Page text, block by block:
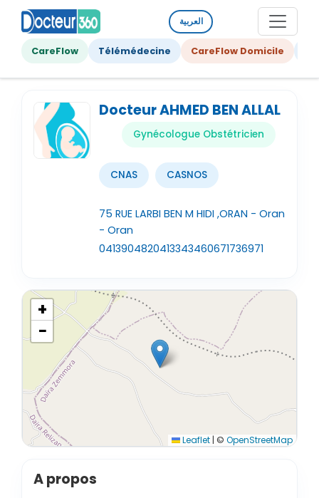
العربية
CareFlow Télémédecine CareFlow Domicile
Docteur AHMED BEN ALLAL
Gynécologue Obstétricien
CNAS CASNOS
75 RUE LARBI BEN M HIDI ,ORAN - Oran
- Oran
0413904820413343460671736971
+
−
Leaflet | © OpenStreetMap
A propos